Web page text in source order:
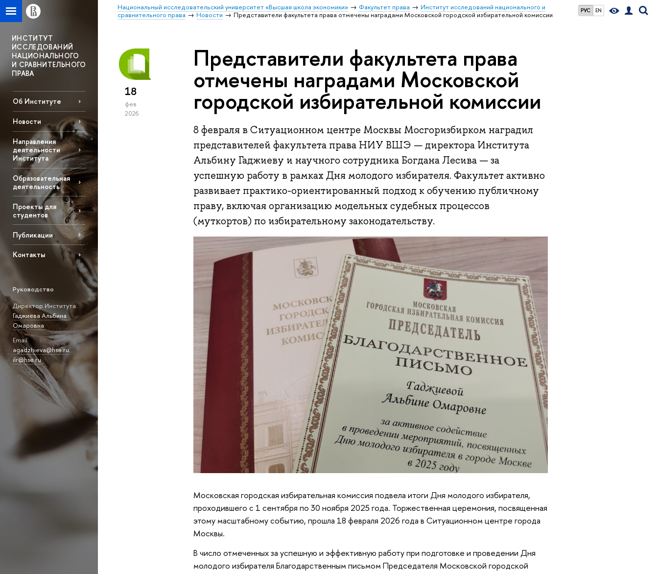
РУС EN
Национальный исследовательский университет «Высшая школа экономики» Факультет права
Институт исследований национального и
сравнительного права
Новости Представители факультета права отмечены наградами Московской городской избирательной комиссии
ИНСТИТУТ
ИССЛЕДОВАНИЙ
НАЦИОНАЛЬНОГО
И СРАВНИТЕЛЬНОГО
ПРАВА
Об Институте
Новости
Направления
деятельности
Института
Образовательная
деятельность
Проекты для
студентов
Публикации
Контакты
Руководство
Директор Института:
Гаджиева Альбина
Омаровна
Email:
agadzhieva@hse.ru;
ilr@hse.ru
18
фев
2026
Представители факультета права
отмечены наградами Московской
городской избирательной комиссии
8 февраля в Ситуационном центре Москвы Мосгоризбирком наградил
представителей факультета права НИУ ВШЭ — директора Института
Альбину Гаджиеву и научного сотрудника Богдана Лесива — за
успешную работу в рамках Дня молодого избирателя. Факультет активно
развивает практико-ориентированный подход к обучению публичному
праву, включая организацию модельных судебных процессов
(муткортов) по избирательному законодательству.
Московская городская избирательная комиссия подвела итоги Дня молодого избирателя,
проходившего с 1 сентября по 30 ноября 2025 года. Торжественная церемония, посвященная
этому масштабному событию, прошла 18 февраля 2026 года в Ситуационном центре города
Москвы.
В число отмеченных за успешную и эффективную работу при подготовке и проведении Дня
молодого избирателя Благодарственным письмом Председателя Московской городской